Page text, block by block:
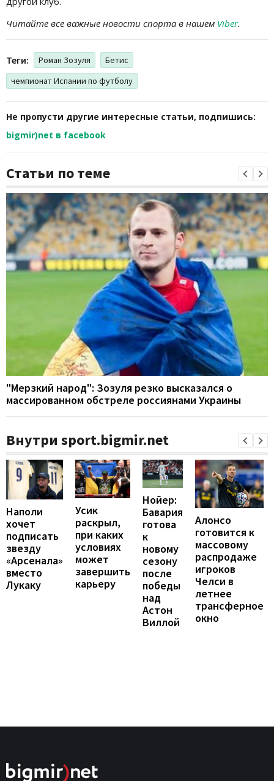
Читайте все важные новости спорта в нашем Viber.
Теги: Роман Зозуля
Бетис
чемпионат Испании по футболу
Не пропусти другие интересные статьи, подпишись:
bigmir)net в facebook
Статьи по теме
"Мерзкий народ": Зозуля резко высказался о
массированном обстреле россиянами Украины
Внутри sport.bigmir.net
Наполи
хочет
подписать
звезду
«Арсенала»
вместо
Лукаку
Усик
раскрыл,
при каких
условиях
может
завершить
карьеру
Нойер:
Бавария
готова
к
новому
сезону
после
победы
над
Астон
Виллой
Алонсо
готовится к
массовому
распродаже
игроков
Челси в
летнее
трансферное
окно